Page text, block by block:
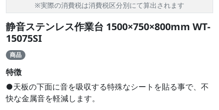
※実際の消費税は消費税区分別にて算出されます
静音ステンレス作業台 1500×750×800mm WT-
15075SI
商品
特徴
●天板の下面に音を吸収する特殊なシートを貼る事で、不
快な金属音を軽減します。